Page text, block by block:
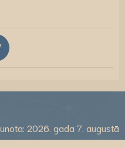
2026. gada 7. augustā